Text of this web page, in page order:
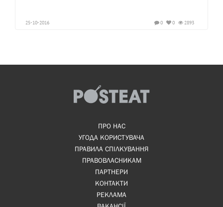
25-10-2016 2893
0
0
ПРО НАС
УГОДА КОРИСТУВАЧА
ПРАВИЛА СПІЛКУВАННЯ
ПРАВОВЛАСНИКАМ
ПАРТНЕРИ
КОНТАКТИ
РЕКЛАМА